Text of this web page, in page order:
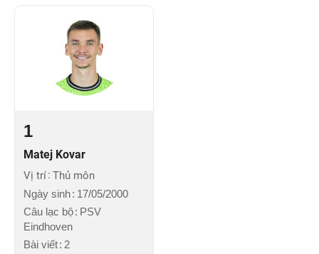
1
Matej Kovar
Vị trí Thủ môn
Ngày sinh 17/05/2000
Câu lạc bộ
PSV
Eindhoven
Bài viết 2